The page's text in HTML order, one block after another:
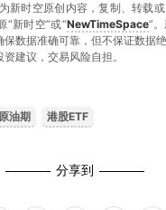
新时空原创内容，复制、转载
“新时空”或“NewTimeSpace”
数据准确可靠，但不保证数据
建议，交易风险自担。
油期 港股ETF
分享到